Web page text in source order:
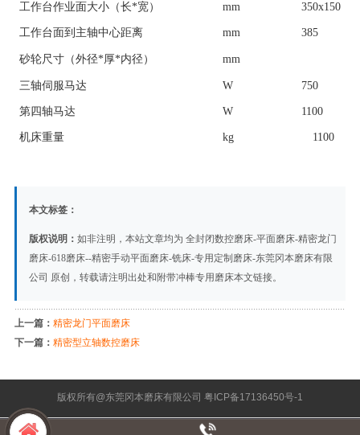
工作台作业面大小（长*宽） mm 350x150
工作台面到主轴中心距离 mm 385
砂轮尺寸（外径*厚*内径） mm
三轴伺服马达 W 750
第四轴马达 W 1100
机床重量 kg 1100
本文标签：
版权说明： 如非注明，本站文章均为 全封闭数控磨床-平面磨床-精密龙门
磨床-618磨床--精密手动平面磨床-铣床-专用定制磨床-东莞冈本磨床有限
公司 原创，转载请注明出处和附带冲棒专用磨床本文链接。
上一篇： 精密龙门平面磨床
下一篇： 精密型立轴数控磨床
版权所有@东莞冈本磨床有限公司 粤ICP备17136450号-1